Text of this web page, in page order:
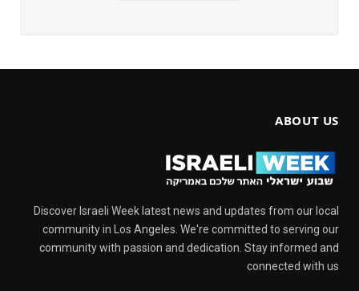
ABOUT US
Discover Israeli Week latest news and updates from our local
community in Los Angeles. We're committed to serving our
community with passion and dedication. Stay informed and
connected with us